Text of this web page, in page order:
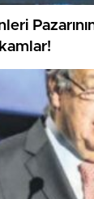
Pazarının